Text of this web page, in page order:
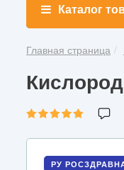
Каталог
Главная страница
РУ